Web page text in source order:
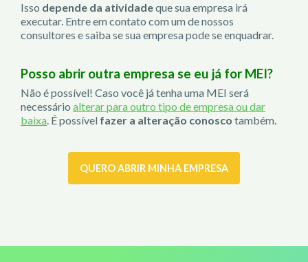
Isso depende da atividadeque sua empresa irá
executar. Entre em contato com um de nossos
consultores e saiba se sua empresa pode se enquadrar.
Posso abrir outra empresa se eu já for MEI?
Não é possível! Caso você já tenha uma MEI será
necessário alterar para outro tipo de empresa ou dar
baixa. É possível fazer a alteração conosco também.
QUERO ABRIR MINHA EMPRESA